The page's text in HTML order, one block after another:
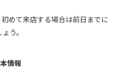
めて来店する場合は前日までに
う。
情報